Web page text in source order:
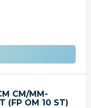
CM/MM-
(FP OM 10 ST)